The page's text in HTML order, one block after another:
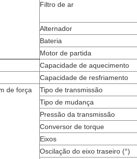
Filtro de ar
Alternador
Bateria
Motor de partida
Capacidade de aquecimento
Capacidade de resfriamento
de força
Tipo de transmissão
Tipo de mudança
Pressão da transmissão
Conversor de torque
Eixos
Oscilação do eixo traseiro (°)